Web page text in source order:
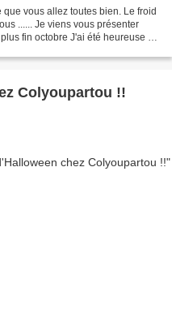
vous allez toutes bien. Le froid
...... Je viens vous présenter
fin octobre J'ai été heureuse de
Colyoupartou !!